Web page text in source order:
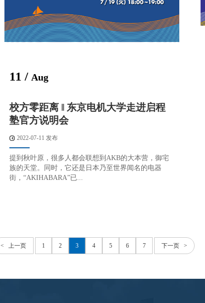
11 / Aug
校方零距离 ‖ 东京电机大学走进启程
塾官方说明会
2022-07-11 发布
提到秋叶原，很多人都会联想到AKB的大本营，御宅
族的天堂。同时，它还是日本乃至世界闻名的电器
街，“AKIHABARA”已...
< 上一页 1 2 3 4 5 6 7 下一页 >